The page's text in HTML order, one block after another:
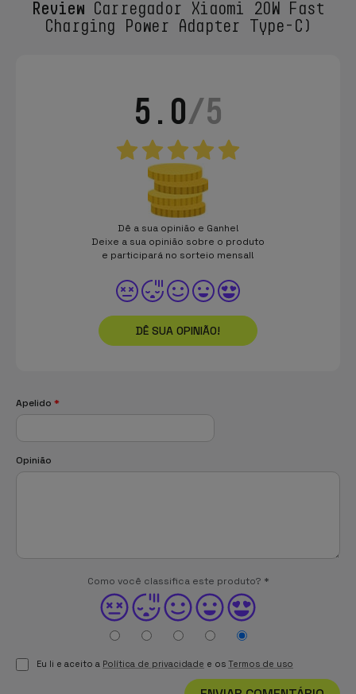
ReviewCarregador Xiaomi 20W Fast
Charging Power Adapter Type-C)
5.0/5
Dê a sua opinião e Ganhe!
Deixe a sua opinião sobre o produto
e participará no sorteio mensal!
DÊ SUA OPINIÃO!
Apelido *
Opinião
Como você classifica este produto? *
Eu li e aceito a Política de privacidade e os Termos de uso